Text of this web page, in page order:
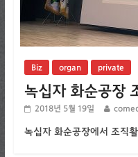
Biz organ private
녹십자 화순공장
2018년 5월 19일
녹십자 화순공장에서 조직